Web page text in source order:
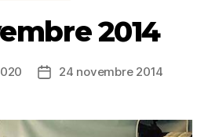
2014
24 novembre 2014